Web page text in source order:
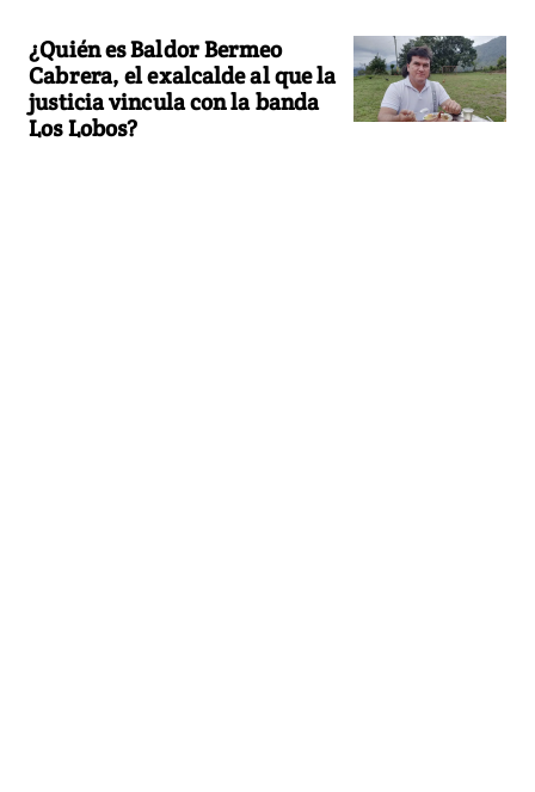
¿Quién es Baldor Bermeo
Cabrera, el exalcalde al que la
justicia vincula con la banda
Los Lobos?